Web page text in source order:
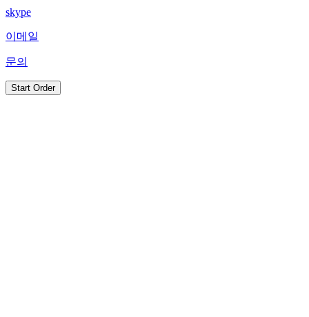
skype
이메일
문의
Start Order